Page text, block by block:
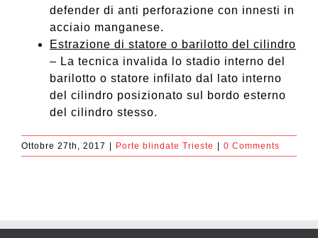
defender di anti perforazione con innesti in
acciaio manganese.
Estrazione di statore o barilotto del cilindro
– La tecnica invalida lo stadio interno del
barilotto o statore infilato dal lato interno
del cilindro posizionato sul bordo esterno
del cilindro stesso.
Ottobre 27th, 2017 Porte blindate Trieste 0 Comments